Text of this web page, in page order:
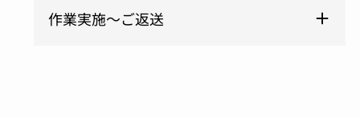
作業実施～ご返送